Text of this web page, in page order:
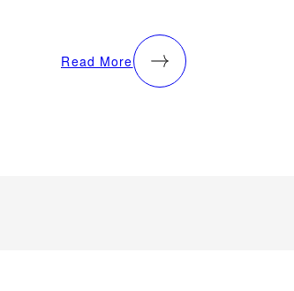
Read More